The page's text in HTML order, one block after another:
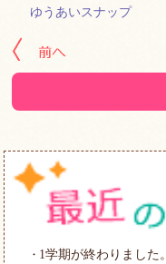
ゆうあいスナップ
1学期が終わりました。